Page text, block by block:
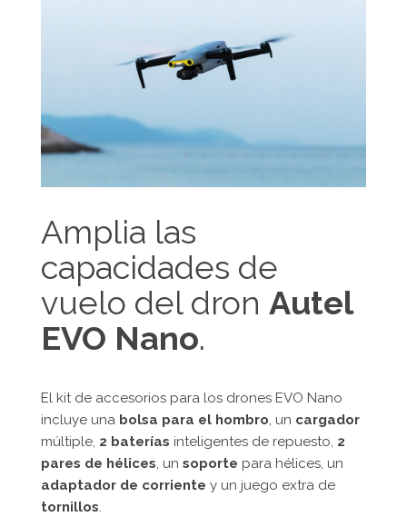
Amplia las
capacidades de
vuelo del dron Autel
EVO Nano.
El kit de accesorios para los drones EVO Nano
incluye una bolsa para el hombro, un cargador
múltiple, 2 baterías inteligentes de repuesto, 2
pares de hélices, un soporte para hélices, un
adaptador de corriente y un juego extra de
tornillos.